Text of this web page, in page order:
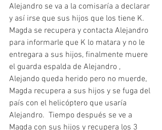
Alejandro se va a la comisaría a declarar
y así irse que sus hijos que los tiene K.
Magda se recupera y contacta Alejandro
para informarle que K lo matara y no le
entregara a sus hijos, finalmente muere
el guarda espalda de Alejandro ,
Alejando queda herido pero no muerde,
Magda recupera a sus hijos y se fuga del
país con el helicóptero que usaría
Alejandro.  Tiempo después se ve a
Magda con sus hijos y recupera los 3